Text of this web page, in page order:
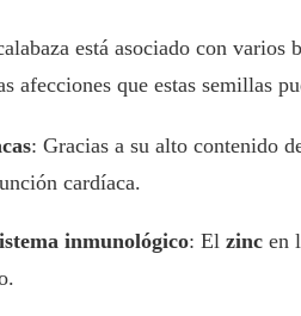
está asociado con
afecciones que estas semillas
: Gracias a su alto contenido
cardíaca.
inmunológico: El zinc en